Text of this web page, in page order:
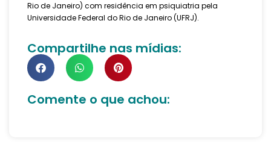
Rio de Janeiro) com residência em psiquiatria pela
Universidade Federal do Rio de Janeiro (UFRJ).
Compartilhe nas mídias:
Comente o que achou: